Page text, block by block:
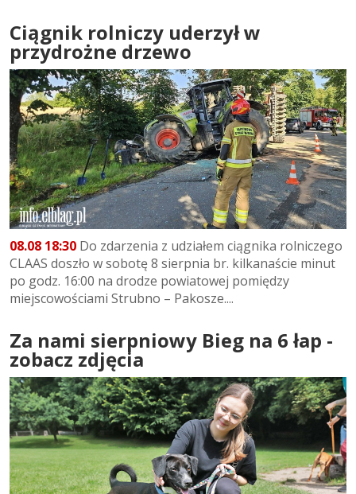
Ciągnik rolniczy uderzył w
przydrożne drzewo
08.08 18:30 Do zdarzenia z udziałem ciągnika rolniczego
CLAAS doszło w sobotę 8 sierpnia br. kilkanaście minut
po godz. 16:00 na drodze powiatowej pomiędzy
miejscowościami Strubno – Pakosze....
Za nami sierpniowy Bieg na 6 łap -
zobacz zdjęcia